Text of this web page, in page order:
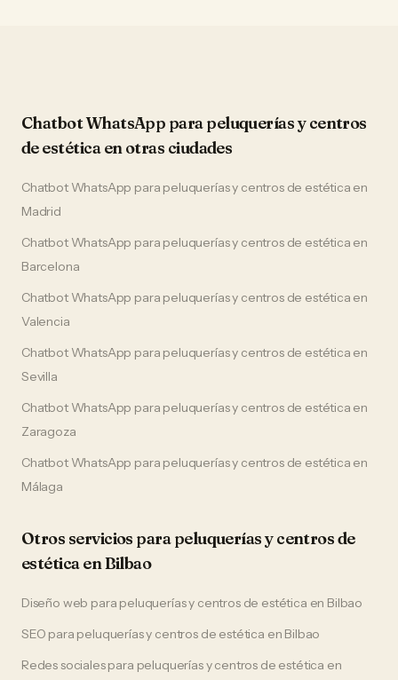
Chatbot WhatsApp parapeluquerías y centros
de estéticaen otras ciudades
Chatbot WhatsApp para peluquerías y centros de estética en
Madrid
Chatbot WhatsApp para peluquerías y centros de estética en
Barcelona
Chatbot WhatsApp para peluquerías y centros de estética en
Valencia
Chatbot WhatsApp para peluquerías y centros de estética en
Sevilla
Chatbot WhatsApp para peluquerías y centros de estética en
Zaragoza
Chatbot WhatsApp para peluquerías y centros de estética en
Málaga
Otros servicios parapeluquerías y centros de
estéticaenBilbao
Diseño web para peluquerías y centros de estética en Bilbao
SEO para peluquerías y centros de estética en Bilbao
Redes socialespara peluquerías y centros de estética en